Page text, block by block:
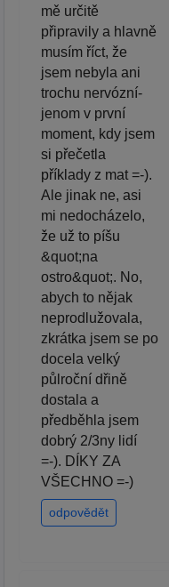
mě určitě
připravily a hlavně
musím říct, že
jsem nebyla ani
trochu nervózní-
jenom v první
moment, kdy jsem
si přečetla
příklady z mat =-).
Ale jinak ne, asi
mi nedocházelo,
že už to píšu
&quot;na
ostro&quot;. No,
abych to nějak
neprodlužovala,
zkrátka jsem se po
docela velký
půlroční dřině
dostala a
předběhla jsem
dobrý 2/3ny lidí
=-). DÍKY ZA
VŠECHNO =-)
odpovědět